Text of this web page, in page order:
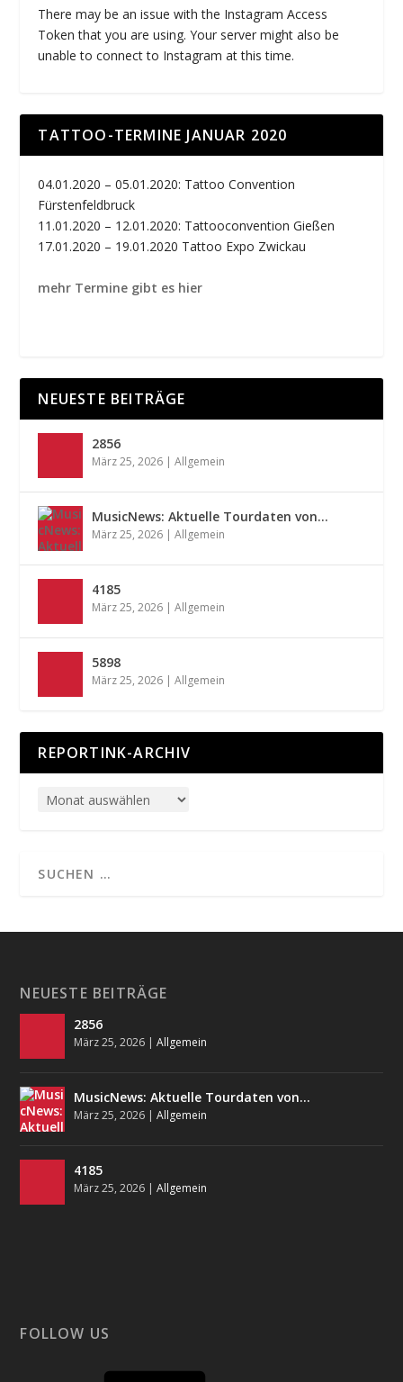
There may be an issue with the Instagram Access
Token that you are using. Your server might also be
unable to connect to Instagram at this time.
TATTOO-TERMINE JANUAR 2020
04.01.2020 – 05.01.2020: Tattoo Convention
Fürstenfeldbruck
11.01.2020 – 12.01.2020: Tattooconvention Gießen
17.01.2020 – 19.01.2020 Tattoo Expo Zwickau
mehr Termine gibt es hier
NEUESTE BEITRÄGE
2856
März 25, 2026 |Allgemein
MusicNews: Aktuelle Tourdaten von…
März 25, 2026 |Allgemein
4185
März 25, 2026 |Allgemein
5898
März 25, 2026 |Allgemein
REPORTINK-ARCHIV
NEUESTE BEITRÄGE
2856
März 25, 2026 |Allgemein
MusicNews: Aktuelle Tourdaten von…
März 25, 2026 |Allgemein
4185
März 25, 2026 |Allgemein
FOLLOW US